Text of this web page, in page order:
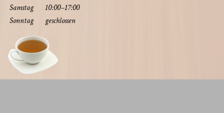
Sams­tag
10:00–17:00
Sonn­tag
geschlos­sen